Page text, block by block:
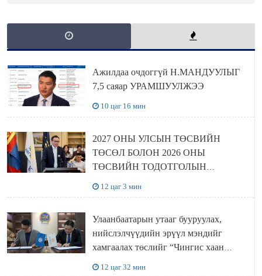
Ажилдаа очдоггүй Н.МАНДУУЛЫГ
7,5 саяар УРАМШУУЛЖЭЭ
10 цаг 16 мин
2027 ОНЫ УЛСЫН ТӨСВИЙН
ТӨСӨЛ БОЛОН 2026 ОНЫ
ТӨСВИЙН ТОДОТГОЛЫН
12 цаг 3 мин
Улаанбаатарын утааг бууруулах,
нийслэлчүүдийн эрүүл мэндийг
хамгаалах төслийг “Чингис хаан
12 цаг 32 мин